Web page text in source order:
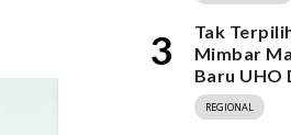
3
Tak
Mimbar
Baru UHO
REGIONAL